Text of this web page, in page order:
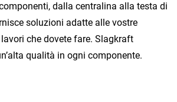
dalla centralina alla testa di
soluzioni adatte alle vostre
che dovete fare. Slagkraft
qualità in ogni componente.